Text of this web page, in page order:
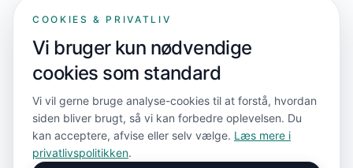
Home
For jobsøgere
For virksomheder
Priser
Kontakt
FØLG OS
COOKIES & PRIVATLIV
Vi bruger kun nødvendige
cookies som standard
Vi vil gerne bruge analyse-cookies til at forstå, hvordan
siden bliver brugt, så vi kan forbedre oplevelsen. Du
kan acceptere, afvise eller selv vælge. Læs mere i
privatlivspolitikken.